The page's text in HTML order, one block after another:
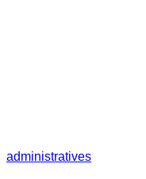
administratives